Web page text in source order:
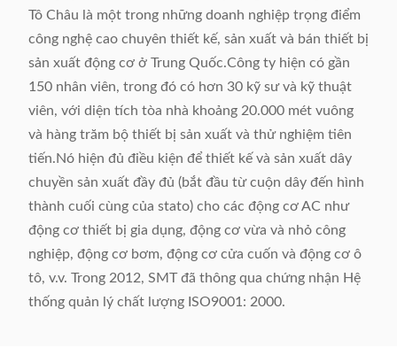
Tô Châu là một trong những doanh nghiệp trọng điểm
công nghệ cao chuyên thiết kế, sản xuất và bán thiết bị
sản xuất động cơ ở Trung Quốc.Công ty hiện có gần
150 nhân viên, trong đó có hơn 30 kỹ sư và kỹ thuật
viên, với diện tích tòa nhà khoảng 20.000 mét vuông
và hàng trăm bộ thiết bị sản xuất và thử nghiệm tiên
tiến.Nó hiện đủ điều kiện để thiết kế và sản xuất dây
chuyền sản xuất đầy đủ (bắt đầu từ cuộn dây đến hình
thành cuối cùng của stato) cho các động cơ AC như
động cơ thiết bị gia dụng, động cơ vừa và nhỏ công
nghiệp, động cơ bơm, động cơ cửa cuốn và động cơ ô
tô, v.v. Trong 2012, SMT đã thông qua chứng nhận Hệ
thống quản lý chất lượng ISO9001: 2000.